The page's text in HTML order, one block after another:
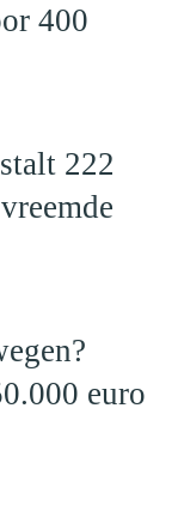
400
222
euro